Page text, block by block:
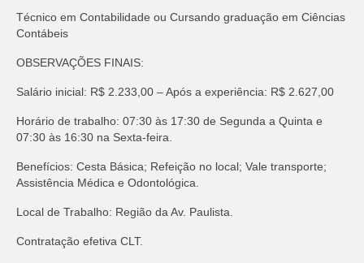
Técnico em Contabilidade ou Cursando graduação em Ciências
Contábeis
OBSERVAÇÕES FINAIS:
Salário inicial: R$ 2.233,00 – Após a experiência: R$ 2.627,00
Horário de trabalho: 07:30 às 17:30 de Segunda a Quinta e
07:30 às 16:30 na Sexta-feira.
Benefícios: Cesta Básica; Refeição no local; Vale transporte;
Assistência Médica e Odontológica.
Local de Trabalho: Região da Av. Paulista.
Contratação efetiva CLT.